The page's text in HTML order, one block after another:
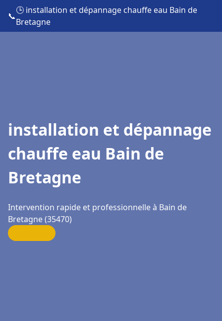
📞
🕒 installation et dépannage chauffe eau Bain de
Bretagne
installation et dépannage
chauffe eau Bain de
Bretagne
Intervention rapide et professionnelle à Bain de
Bretagne (35470)